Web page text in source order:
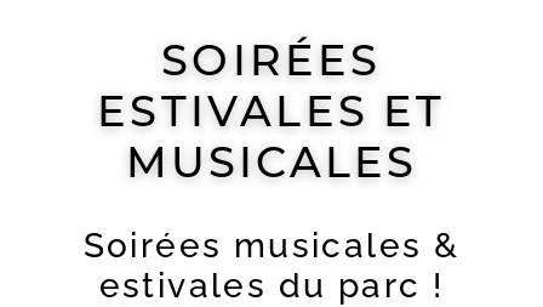
SOIRÉES
ESTIVALES ET
MUSICALES
Soirées musicales &
estivales du parc !